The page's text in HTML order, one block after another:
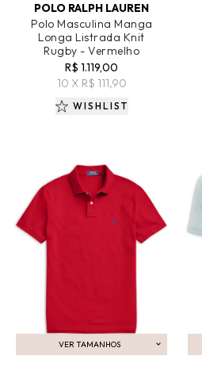
POLO RALPH LAUREN
Polo Masculina Manga
Longa Listrada Knit
Rugby - Vermelho
R$ 1.119,00
10 X R$ 111,90
WISHLIST
VER TAMANHOS
ADICIONAR AO CARRINHO